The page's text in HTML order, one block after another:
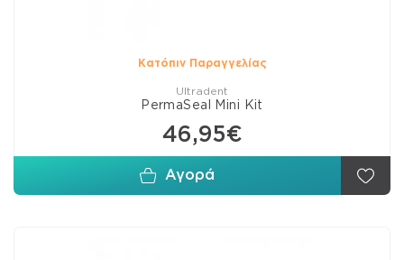
Κατόπιν Παραγγελίας
Ultradent
PermaSeal Mini Kit
46,95€
Αγορά